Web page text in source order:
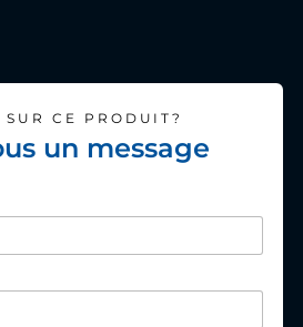
SUR CE PRODUIT?
un message